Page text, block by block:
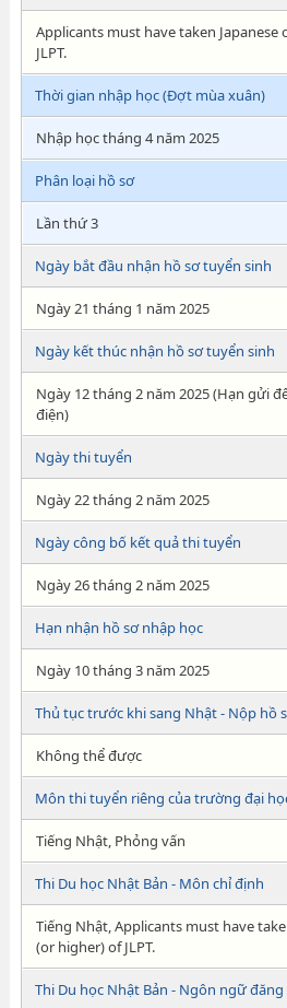
Applicants must have taken Japanese
JLPT.
Thời gian nhập học (Đợt mùa xuân)
Nhập học tháng 4 năm 2025
Phân loại hồ sơ
Lần thứ 3
Ngày bắt đầu nhận hồ sơ tuyển sinh
Ngày 21 tháng 1 năm 2025
Ngày kết thúc nhận hồ sơ tuyển sinh
Ngày 12 tháng 2 năm 2025 (Hạn gửi
điện)
Ngày thi tuyển
Ngày 22 tháng 2 năm 2025
Ngày công bố kết quả thi tuyển
Ngày 26 tháng 2 năm 2025
Hạn nhận hồ sơ nhập học
Ngày 10 tháng 3 năm 2025
Thủ tục trước khi sang Nhật - Nộp hồ
Không thể được
Môn thi tuyển riêng của trường đại
Tiếng Nhật, Phỏng vấn
Thi Du học Nhật Bản - Môn chỉ định
Tiếng Nhật, Applicants must have
(or higher) of JLPT.
Thi Du học Nhật Bản - Ngôn ngữ